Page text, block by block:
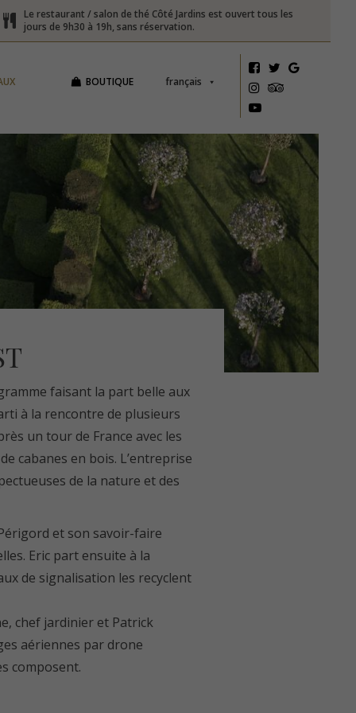
Le restaurant / salon de thé Côté Jardins est ouvert tous les
jours de 9h30 à 19h, sans réservation.
français
BOUTIQUE
faisant la part belle aux
à la rencontre de plusieurs
un tour de France avec les
cabanes en bois. L’entreprise
de la nature et des
et son savoir-faire
Eric part ensuite à la
de signalisation les recyclent
chef jardinier et Patrick
aériennes par drone
composent.